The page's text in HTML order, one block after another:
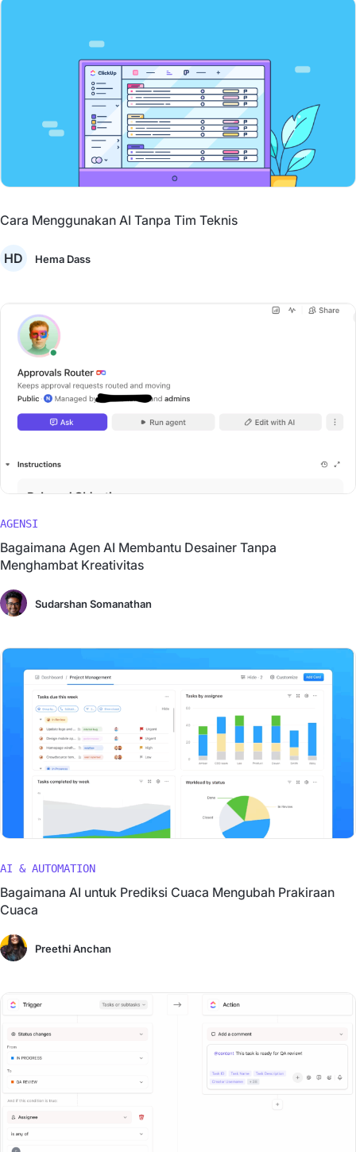
Cara Menggunakan AI Tanpa Tim Teknis
HD Hema Dass
AGENSI
Bagaimana Agen AI Membantu Desainer Tanpa
Menghambat Kreativitas
Sudarshan Somanathan
AI & AUTOMATION
Bagaimana AI untuk Prediksi Cuaca Mengubah Prakiraan
Cuaca
Preethi Anchan